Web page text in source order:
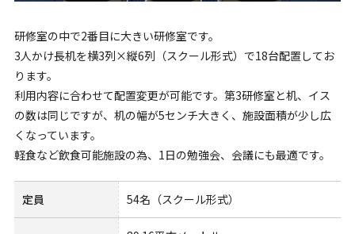
研修室の中で2番目に大きい研修室です。
3人かけ長机を横3列×縦6列（スクール形式）で18台配置してお
ります。
利用内容に合わせて配置変更が可能です。第3研修室と机、イス
の数は同じですが、机の幅が5センチ大きく、施設面積が少し広
くなっています。
軽食など飲食可能施設の為、1日の勉強会、会議にも最適です。
定員 54名（スクール形式）